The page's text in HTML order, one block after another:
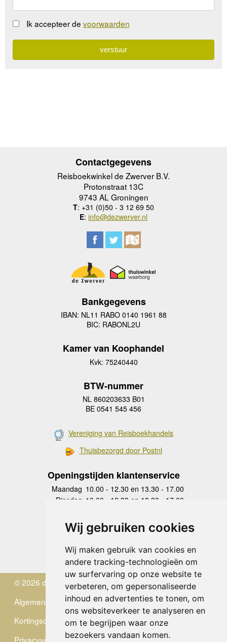
Wij gebruiken cookies
Wij maken gebruik van cookies en
andere tracking-technologieën om
uw surfervaring op onze website te
verbeteren, om gepersonaliseerde
inhoud en advertenties te tonen, om
ons websiteverkeer te analyseren en
om te begrijpen waar onze
bezoekers vandaan komen.
Ik accepteer de voorwaarden
Contactgegevens
Reisboekwinkel de Zwerver B.V.
Protonstraat 13C
9743 AL Groningen
T: +31 (0)50 - 3 12 69 50
E: info@dezwerver.nl
Bankgegevens
IBAN: NL11 RABO 0140 1961 88
BIC: RABONL2U
Kamer van Koophandel
Kvk: 75240440
BTW-nummer
NL 860203633 B01
BE 0541 545 456
Vereniging van Reisboekhandels
Thuisbezorgd door Postnl
Openingstijden klantenservice
Maandag 10.00 - 12.30 en 13.30 - 17.00
Dinsdag 10.00 - 12.30 en 13.30 - 17.00
Donderdag
10.00 - 12.30 en 13.30 - 17.00
Vrijdag 10.00 - 12.30 en 13.30 - 17.00
Zaterdag
gesloten
Zondag gesloten
© 2026 de Zwerver
Algemene Voorwaarden
Kortingscode
Privacyverklaring